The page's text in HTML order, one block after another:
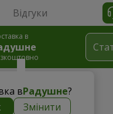
Відгуки
в
вРадушне?
Змінити